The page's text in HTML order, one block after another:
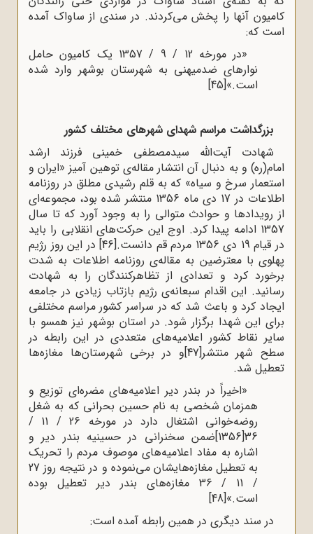
کامیون آنها را پخش می‌‌کردند. در سندی از ساواک آمده
است که:
«در مورخه 12 / 9 / 1357 یک کامیون حامل
نوارهای ضدمیهنی به شهرستان بوشهر وارد شده
است.»[45]
بزرگداشت مراسم شهدای شهرهای مختلف کشور
شهادت آیت‌الله سیدمصطفی خمینی فرزند ارشد
امام(ره) و به دنبال آن انتشار مقاله‌ی توهین آمیز «ایران و
استعمار سرخ و سیاه» که به قلم رشیدی مطلق در روزنامه
اطلاعات در 17 دی ماه 1356 منتشر شده بود، مجموعه‌ای
از رویدادها و حوادث متوالی را به وجود آورد که تا سال
1357 ادامه پیدا کرد. اوج این حرکت‌های انقلابی را باید
در قیام 19 دی 1356 مردم قم دانست.
[46]در این روز رژیم
پهلوی با معترضین به مقاله‌ی روزنامه اطلاعات به شدت
برخورد کرد و تعدادی از تظاهرکنندگان را به شهادت
رسانید. این اقدام سبعانه‌ی رژیم بازتاب زیادی در جامعه
ایجاد کرد و باعث شد که در سراسر کشور مراسم‌ مختلفی
برای این شهدا برگزار شود. در استان بوشهر نیز همسو با
سایر نقاط کشور اعلامیه‌های متعددی در این رابطه در
سطح شهر منتشر[47]و در برخی شهرستان‌ها مغازه‌ها
تعطیل شد.
«اخیراً در بندر دیر اعلامیه‌های مضره‌ای توزیع و
همزمان شخصی به نام حسین بحرانی که به شغل
روضه‌خوانی اشتغال دارد در مورخه 26 / 11 /
36[1356]ضمن سخنرانی در حسینیه بندر دیر و
اشاره به مفاد اعلامیه‌های موصوف مردم را تحریک
به تعطیل مغازه‌هایشان می‌نموده و در نتیجه روز 27
/ 11 / 36 مغازه‌های بندر دیر تعطیل بوده
است.»[48]
در سند دیگری در همین رابطه آمده است: